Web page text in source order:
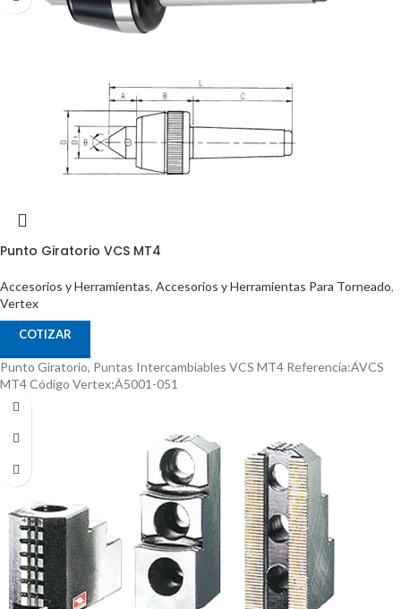
Punto Giratorio VCS MT4
Accesorios y Herramientas, Accesorios y Herramientas Para Torneado,
Vertex
COTIZAR
Punto Giratorio, Puntas Intercambiables VCS MT4 Referencia:ÁVCS
MT4 Código Vertex;Á5001-051